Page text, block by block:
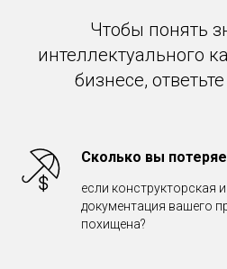
Чтобы понять
интеллектуального
бизнесе,
Сколько вы
если конструкторская
документация вашего
похищена?